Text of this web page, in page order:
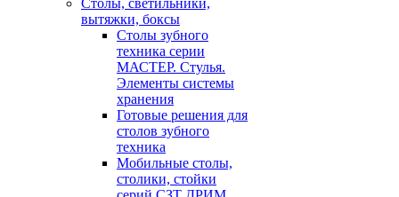
Cтолы, светильники,
вытяжки, боксы
Столы зубного
техника серии
МАСТЕР. Стулья.
Элементы системы
хранения
Готовые решения для
столов зубного
техника
Мобильные столы,
столики, стойки